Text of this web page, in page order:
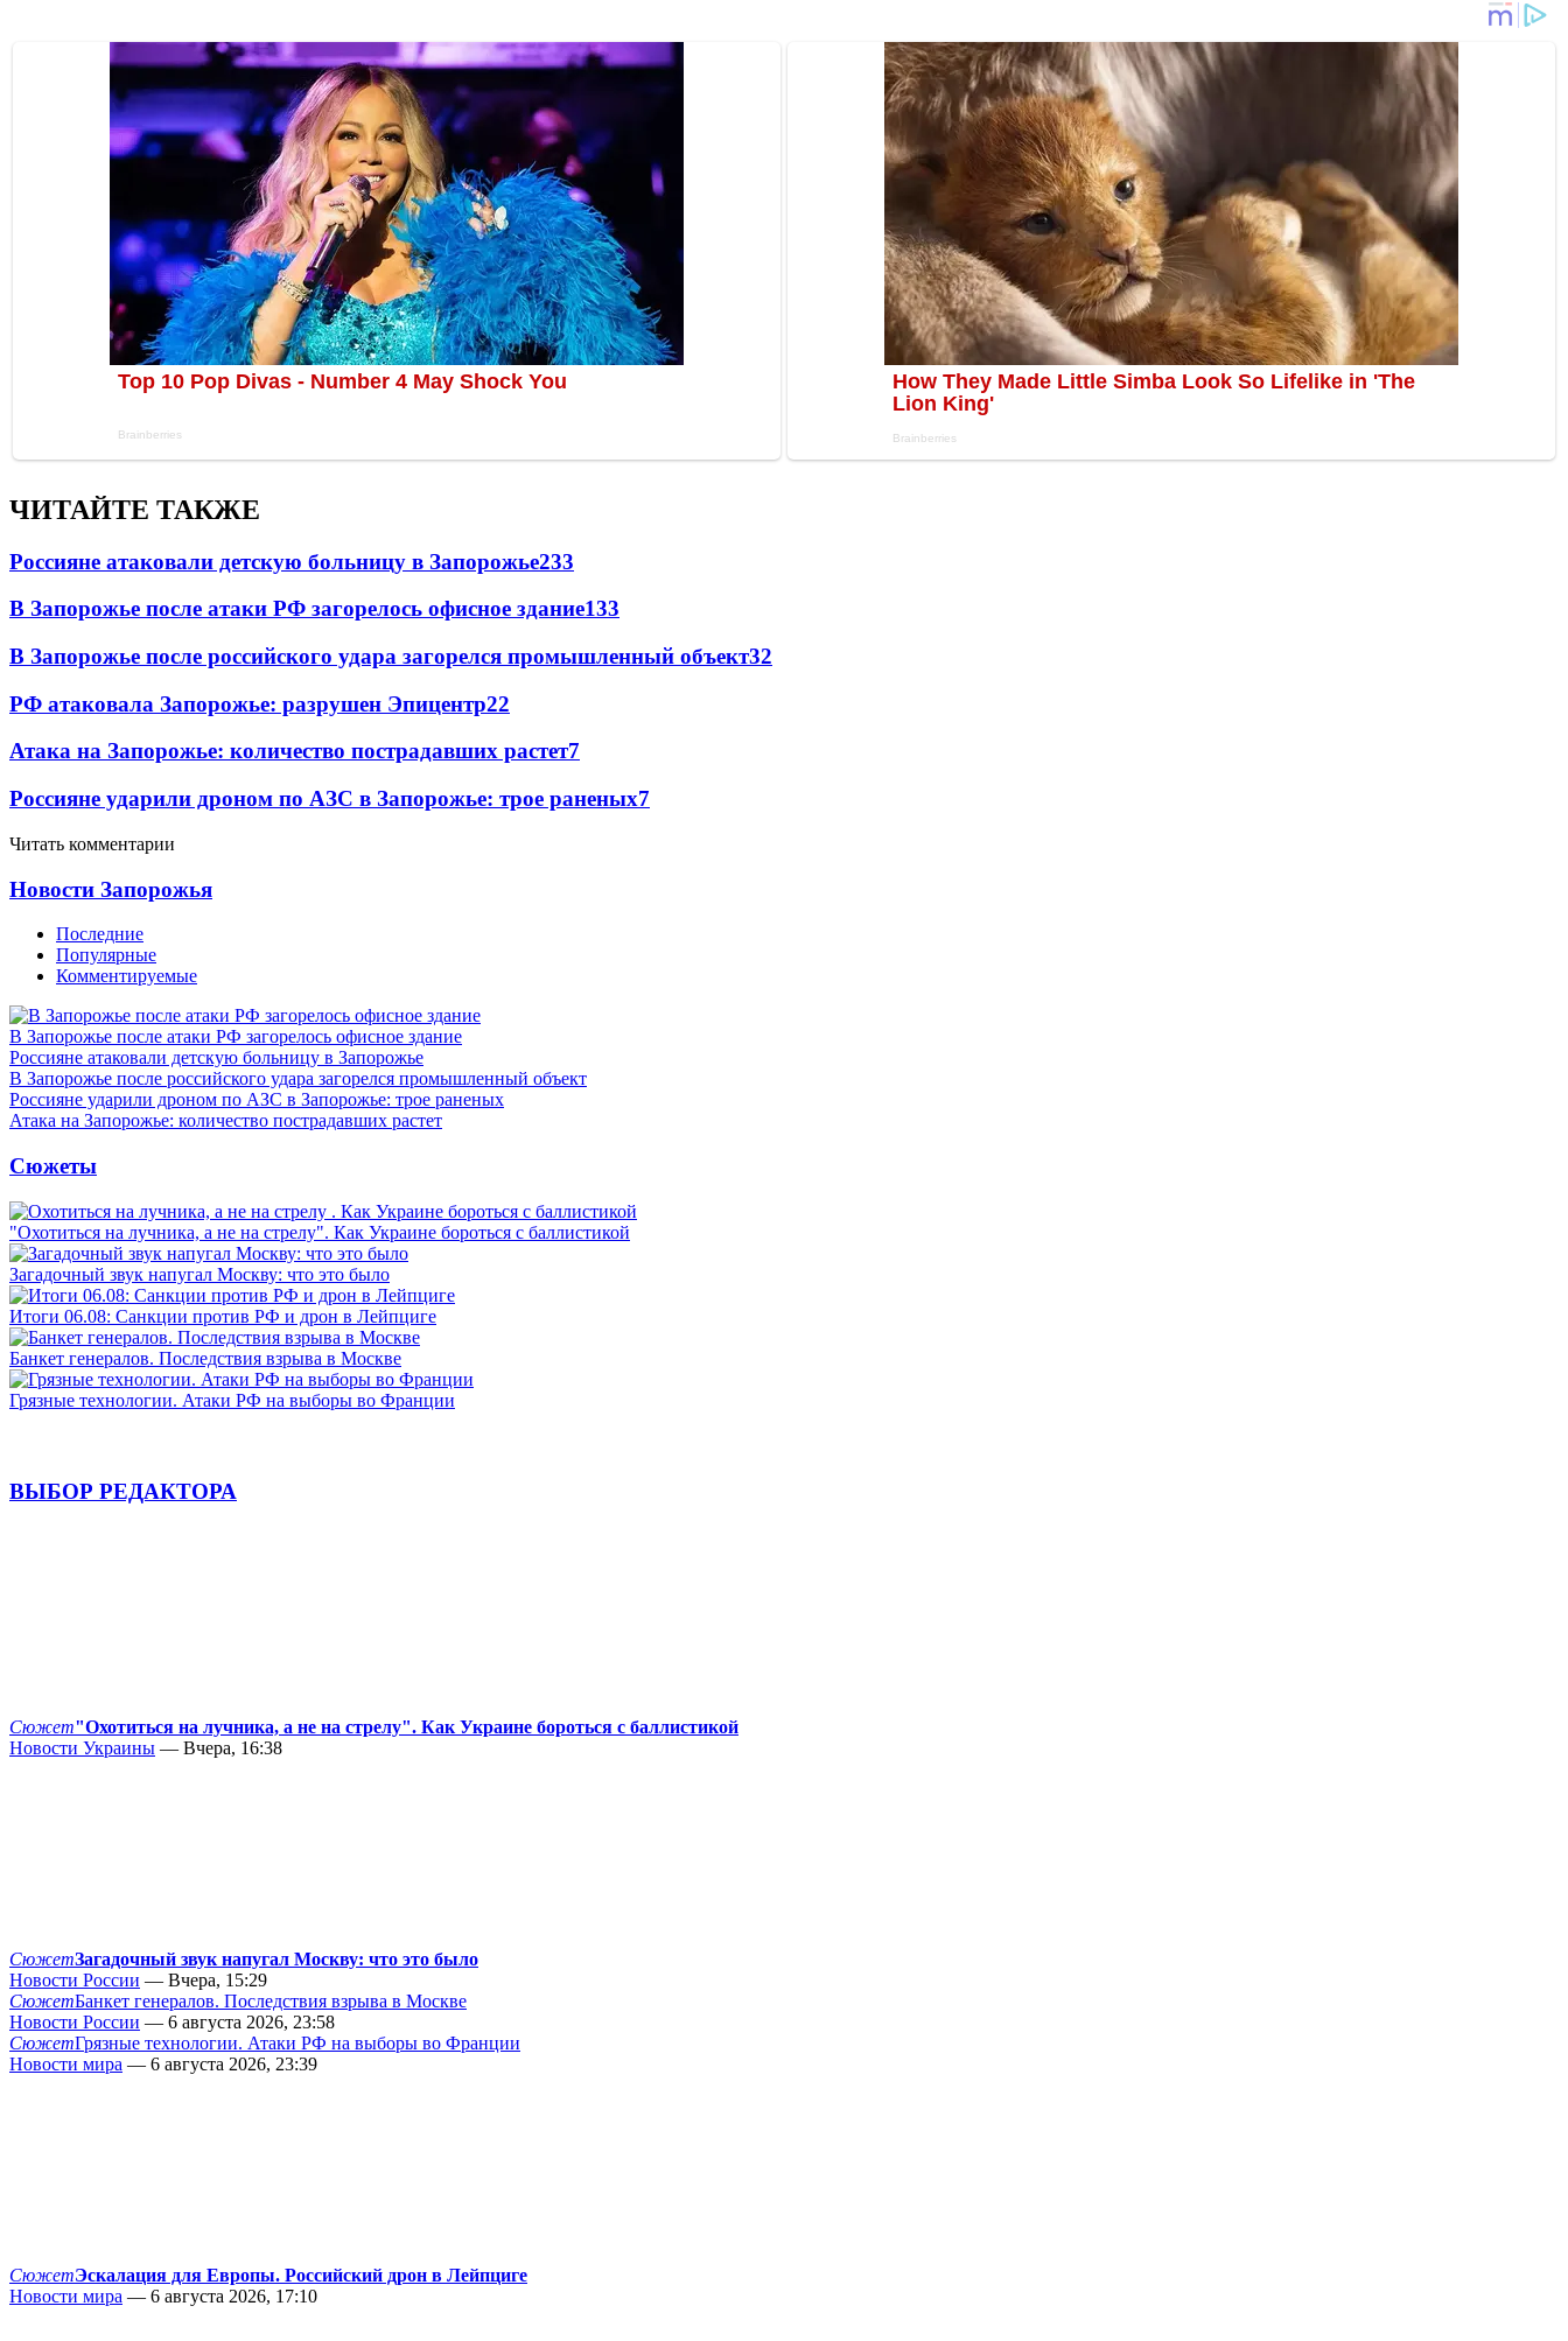
ЧИТАЙТЕ ТАКЖЕ
Россияне атаковали детскую больницу в Запорожье233
В Запорожье после атаки РФ загорелось офисное здание133
В Запорожье после российского удара загорелся промышленный объект32
РФ атаковала Запорожье: разрушен Эпицентр22
Атака на Запорожье: количество пострадавших растет7
Россияне ударили дроном по АЗС в Запорожье: трое раненых7
Читать комментарии
Новости Запорожья
Последние
Популярные
Комментируемые
В Запорожье после атаки РФ загорелось офисное здание
Россияне атаковали детскую больницу в Запорожье
В Запорожье после российского удара загорелся промышленный объект
Россияне ударили дроном по АЗС в Запорожье: трое раненых
Атака на Запорожье: количество пострадавших растет
Сюжеты
"Охотиться на лучника, а не на стрелу". Как Украине бороться с баллистикой
Загадочный звук напугал Москву: что это было
Итоги 06.08: Санкции против РФ и дрон в Лейпциге
Банкет генералов. Последствия взрыва в Москве
Грязные технологии. Атаки РФ на выборы во Франции
ВЫБОР РЕДАКТОРА
Сюжет"Охотиться на лучника, а не на стрелу". Как Украине бороться с баллистикой
Новости Украины — Вчера, 16:38
СюжетЗагадочный звук напугал Москву: что это было
Новости России — Вчера, 15:29
СюжетБанкет генералов. Последствия взрыва в Москве
Новости России — 6 августа 2026, 23:58
СюжетГрязные технологии. Атаки РФ на выборы во Франции
Новости мира — 6 августа 2026, 23:39
СюжетЭскалация для Европы. Российский дрон в Лейпциге
Новости мира — 6 августа 2026, 17:10